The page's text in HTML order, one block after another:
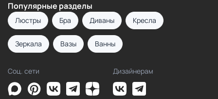
Популярные разделы
Люстры Бра Диваны Кресла
Зеркала Вазы Ванны
Соц. сети Дизайнерам